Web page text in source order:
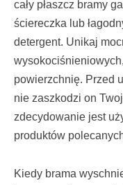
cały płaszcz bramy
ściereczka lub
detergent. Unikaj
powierzchnię. Przed
nie zaszkodzi on
zdecydowanie jest
produktów
Kiedy brama